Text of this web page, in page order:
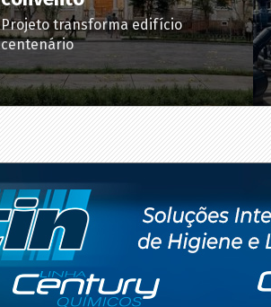
Projeto transforma edifício
centenário